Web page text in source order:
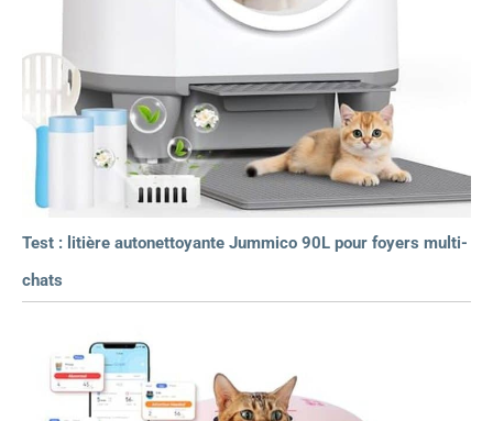
Test : litière autonettoyante Jummico 90L pour foyers multi-
chats